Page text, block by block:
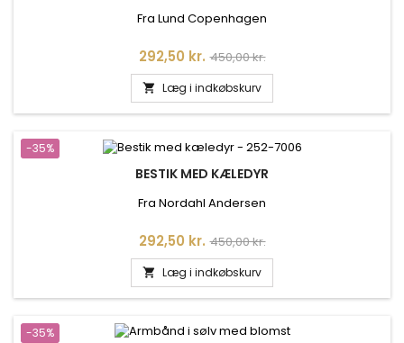
Fra Lund Copenhagen
Pris
292,50 kr. Normalpris
450,00 kr.
 Læg i indkøbskurv
-35%
BESTIK MED KÆLEDYR
Fra Nordahl Andersen
Pris
292,50 kr. Normalpris
450,00 kr.
 Læg i indkøbskurv
-35%